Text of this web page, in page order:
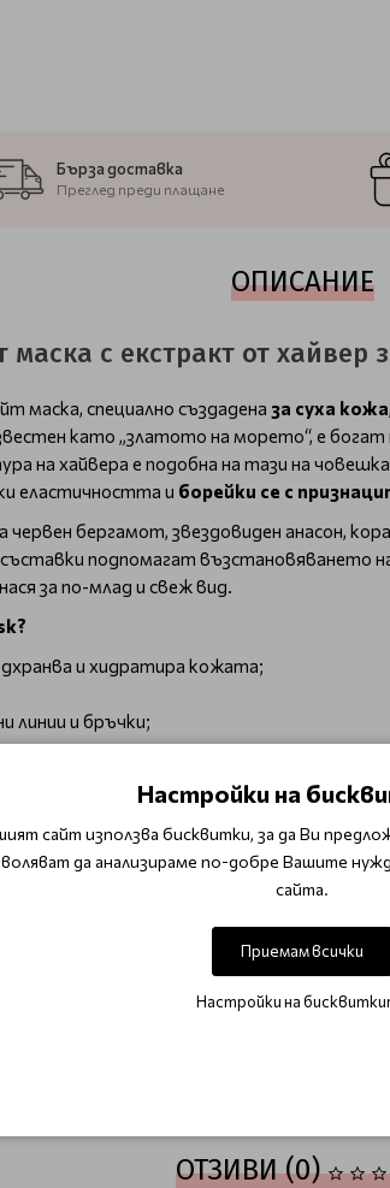
Бърза доставка
Преглед преди плащане
ОПИСАНИЕ
с екстракт от хайвер
маска, специално създадена за суха кожа
като „златото на морето“, е
на хайвера е подобна на тази на
еластичността и борейки се с
бергамот, звездовиден анасон,
подпомагат възстановяването
за по-млад и свеж вид.
и хидратира кожата;
линии и бръчки;
съставки, които поддържат кожата
да подейства за 15-20 минути.
и шията, за да се абсорбира
хидратирана и подмладена
ОТЗИВИ (0)
Настройки на
сайт използва бисквитки, за да Ви
да анализираме по-добре Вашите
сайта.
Приемам всички
Настройки на